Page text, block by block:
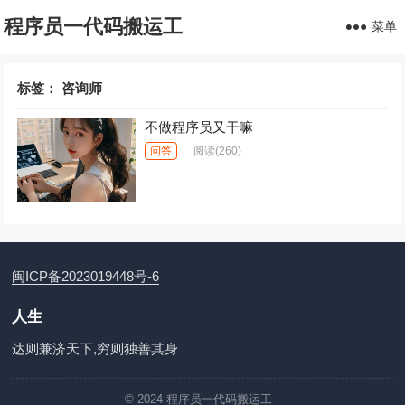
程序员一代码搬运工 菜单
标签： 咨询师
不做程序员又干嘛
问答 阅读(260)
闽ICP备2023019448号-6
人生
达则兼济天下,穷则独善其身
© 2024程序员一代码搬运工 -